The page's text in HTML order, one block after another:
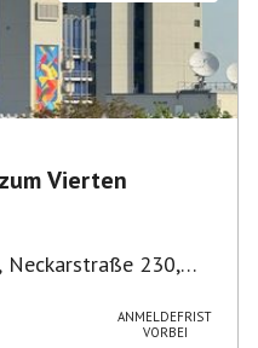
Vierten
, Neckarstraße 230,
ANMELDEFRIST
VORBEI